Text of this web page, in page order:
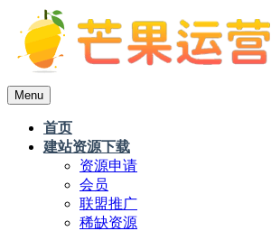
Menu
首页
建站资源下载
资源申请
会员
联盟推广
稀缺资源